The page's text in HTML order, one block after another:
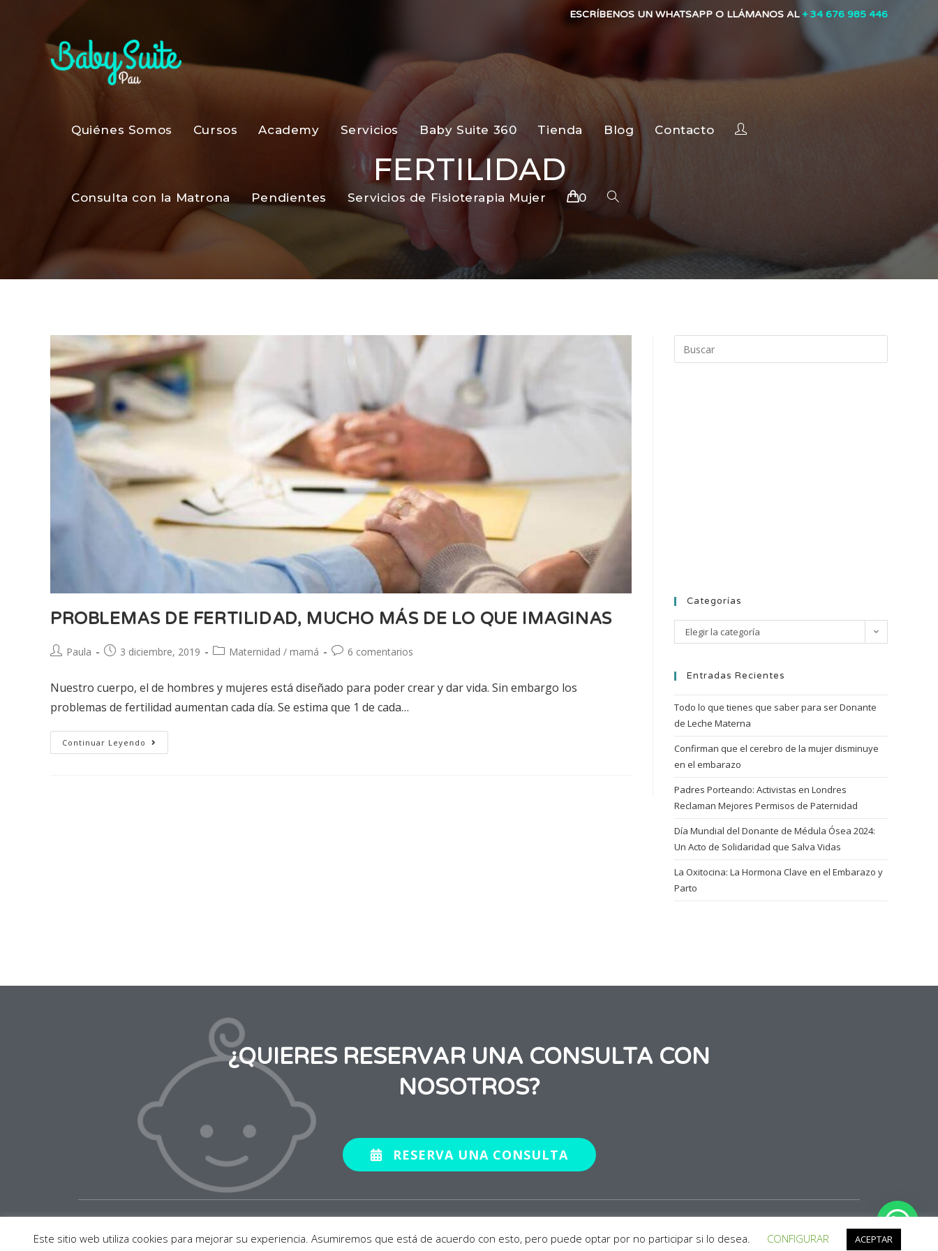
ESCRÍBENOS UN WHATSAPP O LLÁMANOS AL + 34 676 985 446
Quiénes Somos Cursos Academy Servicios Baby Suite 360 Tienda Blog Contacto
Consulta con la Matrona Pendientes Servicios de Fisioterapia Mujer 0
FERTILIDAD
PROBLEMAS DE FERTILIDAD, MUCHO MÁS DE LO QUE IMAGINAS
Paula 3 diciembre, 2019 Maternidad / mamá 6 comentarios
Nuestro cuerpo, el de hombres y mujeres está diseñado para poder crear y dar vida. Sin embargo los
problemas de fertilidad aumentan cada día. Se estima que 1 de cada…
Continuar Leyendo
Categorías
Elegir la categoría
Entradas Recientes
Todo lo que tienes que saber para ser Donante
de Leche Materna
Confirman que el cerebro de la mujer disminuye
en el embarazo
Padres Porteando: Activistas en Londres
Reclaman Mejores Permisos de Paternidad
Día Mundial del Donante de Médula Ósea 2024:
Un Acto de Solidaridad que Salva Vidas
La Oxitocina: La Hormona Clave en el Embarazo y
Parto
¿QUIERES RESERVAR UNA CONSULTA CON
NOSOTROS?
RESERVA UNA CONSULTA
Condiciones de Compra
Este sitio web utiliza cookies para mejorar su experiencia. Asumiremos que está de acuerdo con esto, pero puede optar por no participar si lo desea. CONFIGURAR ACEPTAR